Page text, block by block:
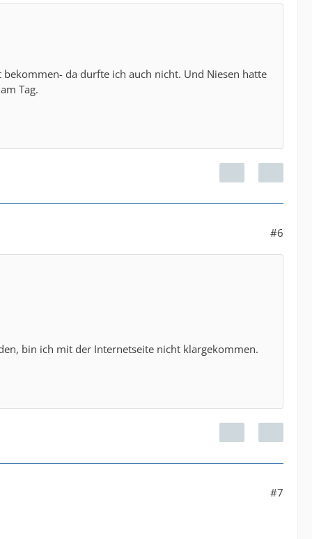
da durfte ich auch nicht. Und Niesen hatte
Tag.
#6
bin ich mit der Internetseite nicht klargekommen.
#7